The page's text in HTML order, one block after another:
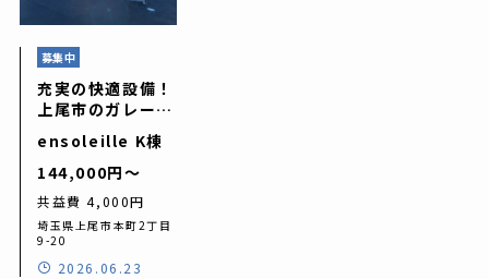
募集中
充実の快適設備！
上尾市のガレージ
ハウス「ensolei
lle K 棟（アンソ
レイユK）」
ensoleille K棟
144,000円〜
共益費 4,000円
埼玉県上尾市本町2丁目
9-20
2026.06.23